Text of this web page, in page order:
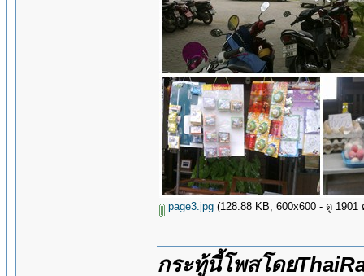
page3.jpg (128.88 KB, 600x600 - ดู 1901
กระทู้นี้โพสโดย